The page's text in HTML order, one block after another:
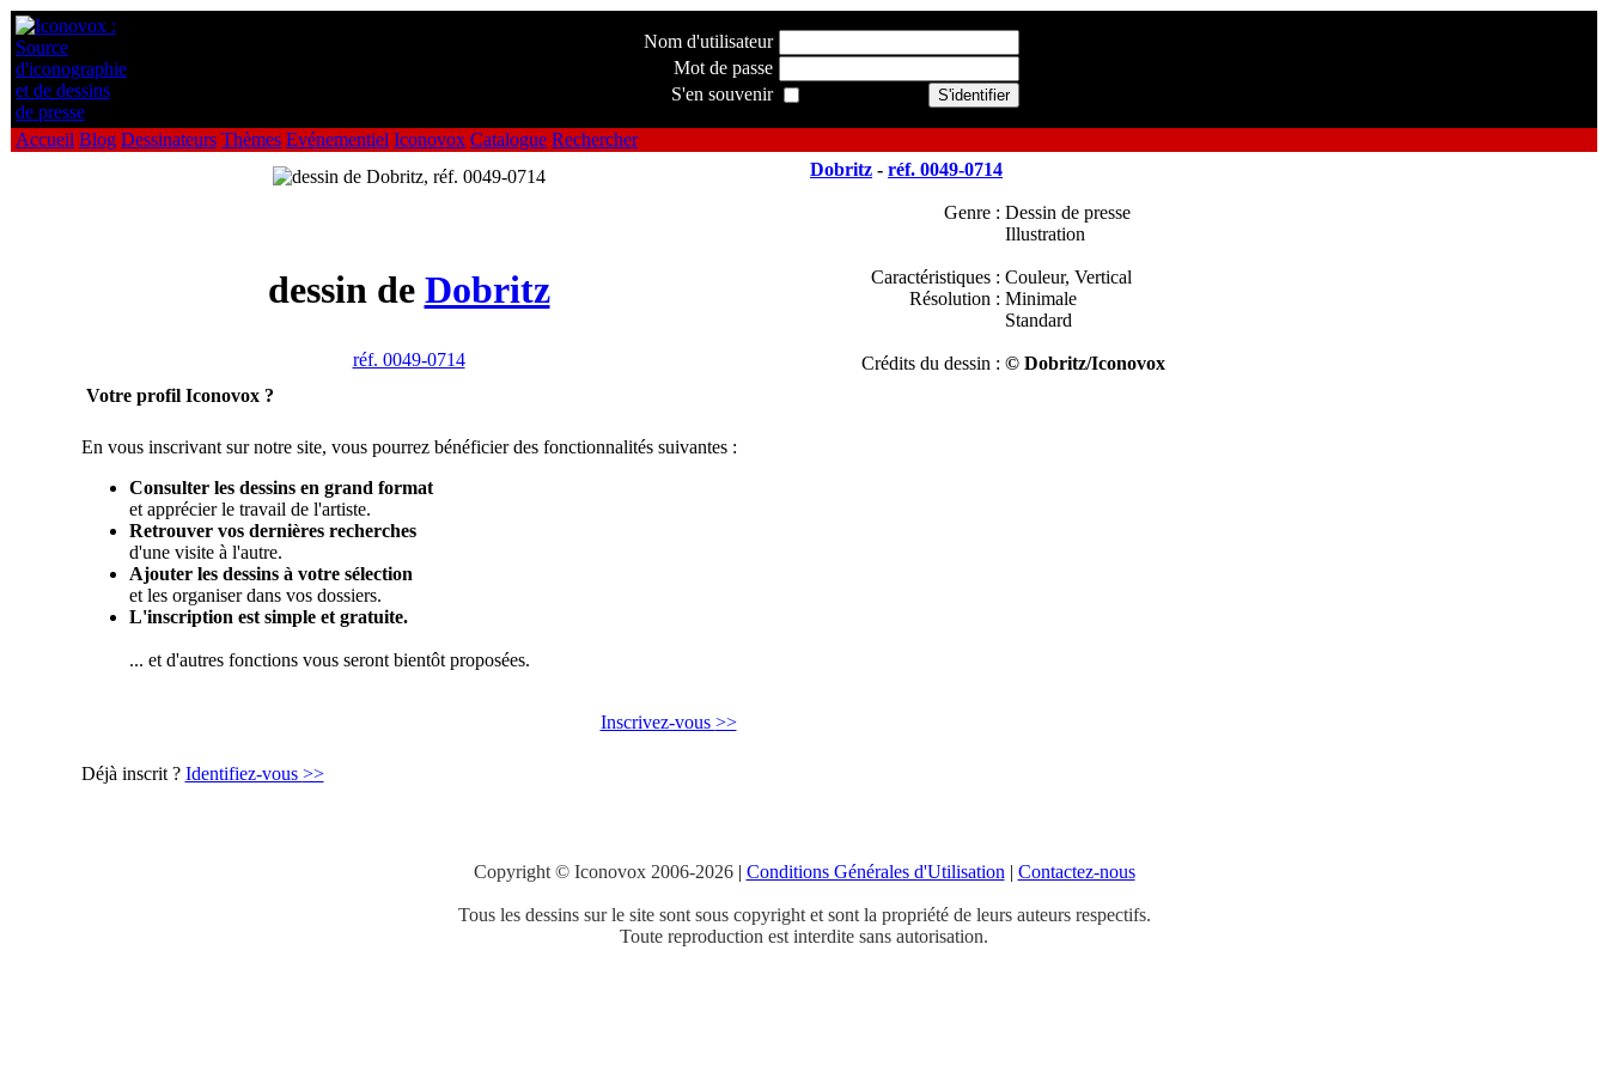
Nom d'utilisateur
Mot de passe
S'en souvenir
Accueil Blog Dessinateurs Thèmes Evénementiel Iconovox Catalogue Rechercher
dessin de Dobritz
réf. 0049-0714
Votre profil Iconovox ?
En vous inscrivant sur notre site, vous pourrez bénéficier des fonctionnalités suivantes :
Consulter les dessins en grand format
et apprécier le travail de l'artiste.
Retrouver vos dernières recherches
d'une visite à l'autre.
Ajouter les dessins à votre sélection
et les organiser dans vos dossiers.
L'inscription est simple et gratuite.
... et d'autres fonctions vous seront bientôt proposées.
Inscrivez-vous >>
Déjà inscrit ? Identifiez-vous >>
Dobritz - réf. 0049-0714
Genre : Dessin de presse
Illustration
Caractéristiques : Couleur, Vertical
Résolution : Minimale
Standard
Crédits du dessin : © Dobritz/Iconovox
Copyright © Iconovox 2006-2026| Conditions Générales d'Utilisation | Contactez-nous
Tous les dessins sur le site sont sous copyright et sont la propriété de leurs auteurs respectifs.
Toute reproduction est interdite sans autorisation.